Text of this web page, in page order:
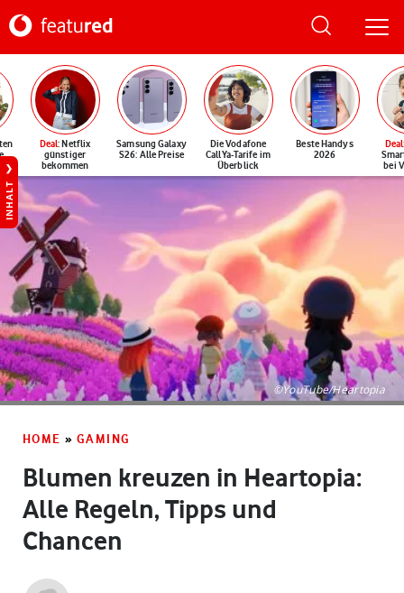
Deal: Netflix
günstiger
bekommen
Samsung Galaxy
S26: Alle Preise
Die Vodafone
CallYa-Tarife im
Überblick
Beste Handys
2026
Deal
bei
INHALT
©YouTube/Heartopia
HOME » GAMING
Blumen kreuzen in Heartopia:
Alle Regeln, Tipps und
Chancen